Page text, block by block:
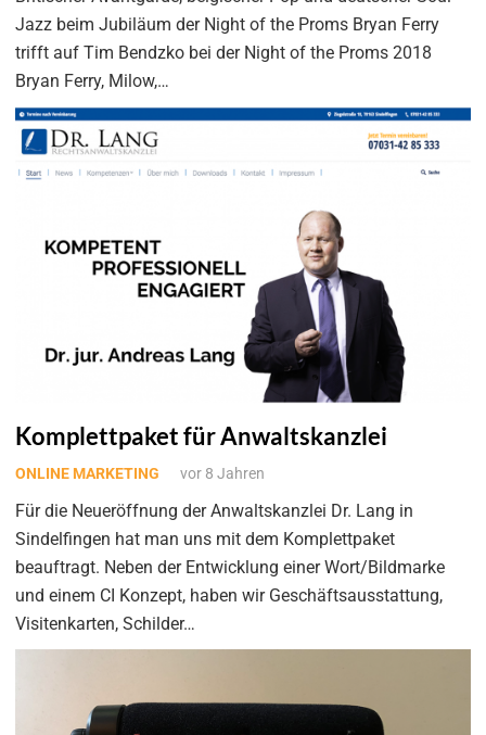
Jazz beim Jubiläum der Night of the Proms Bryan Ferry
trifft auf Tim Bendzko bei der Night of the Proms 2018
Bryan Ferry, Milow,…
Komplettpaket für Anwaltskanzlei
ONLINE MARKETING vor 8 Jahren
Für die Neueröffnung der Anwaltskanzlei Dr. Lang in
Sindelfingen hat man uns mit dem Komplettpaket
beauftragt. Neben der Entwicklung einer Wort/Bildmarke
und einem CI Konzept, haben wir Geschäftsausstattung,
Visitenkarten, Schilder…